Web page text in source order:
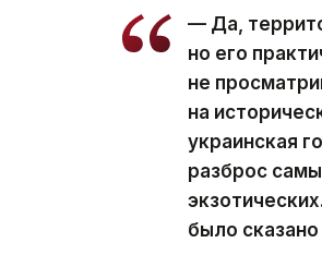
— Да,
но его
не
на
украинская
разброс
было